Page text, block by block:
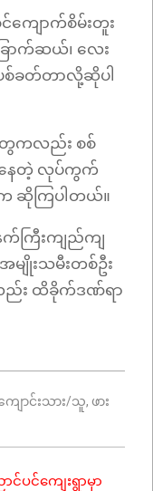
ကျောက်စိမ်းတူး
ာက်ဆယ်၊ လေး
ခတ်တာလို့ဆိုပါ
ေကလည်း စစ်
နေတဲ့ လုပ်ကွက်
ဆိုကြပါတယ်။
က်ကြီးကျည်ကျ
ျိုးသမီးတစ်ဦး
း ထိခိုက်ဒဏ်ရာ
ျောင်းသား/သူ, ဖား
ပင်ကျေးရွာမှာ